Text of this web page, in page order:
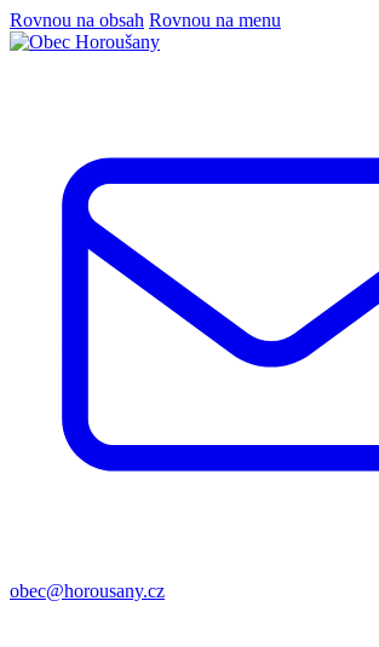
Rovnou na obsah Rovnou na menu
obec@horousany.cz